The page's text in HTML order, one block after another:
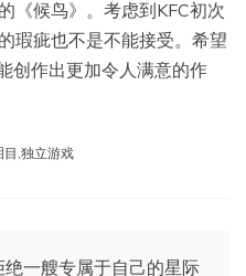
《候鸟》。考虑到KFC初次
瑕疵也不是不能接受。希望
创作出更加令人满意的作
目 独立游戏
绝一艘专属于自己的星际